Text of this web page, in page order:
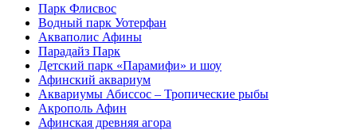
Парк Флисвос
Водный парк Уотерфан
Акваполис Афины
Парадайз Парк
Детский парк «Парамифи» и шоу
Афинский аквариум
Аквариумы Абиссос – Тропические рыбы
Акрополь Афин
Афинская древняя агора